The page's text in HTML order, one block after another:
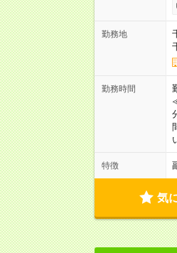
勤務地
勤務時間
特徴
気